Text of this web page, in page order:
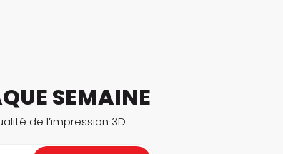
SEMAINE
de l’impression 3D